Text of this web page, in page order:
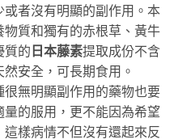
者沒有明顯的副作用。本
質和獨有的赤根草、黃牛
質的 日本藤素提取成份不含
安全，可長期食用。
無明顯副作用的藥物也要
的服用，更不能因為希望
樣病情不但沒有還起來反